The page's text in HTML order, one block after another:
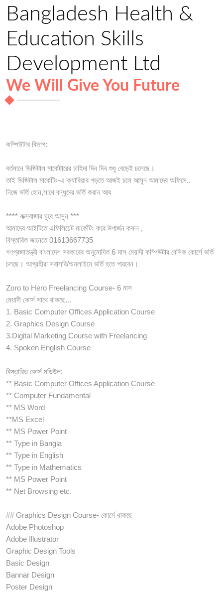
Bangladesh Health &
Education Skills
Development Ltd
We Will Give You Future
কম্পিউটার বিভাগ:
বর্তমানে ডিজিটাল মার্কেটারের চাহিদা দিন দিন শুধু বেড়েই চলেছে।
তাই ডিজিটাল মার্কেটিং-এ ক্যারিয়ার গড়তে আজই চলে আসুন আমাদের অফিসে..
নিজে ভর্তি হোন,সাথে বন্ধুদের ভর্তি করান আর
**** কক্সবাজার ঘুরে আসুন ***
আমাদের আইটিতে এফিলিয়েট মার্কেটিং করে উপার্জন করুন ,
বিস্তারিত জানেতে 01613667735
গণপ্রজাতন্ত্রী বাংলাদেশ সরকারের অনুমোদিত 6 মাস মেয়াদী কম্পিউটার বেসিক কোর্সে ভর্তি
চলছে। আগ্রহীরা সরাসরি/অনলাইনে ভর্তি হতে পারবেন।
Zoro to Hero Freelancing Course- 6 মাস
মেয়াদী কোর্স সাথে থাকছে...
1. Basic Computer Offices Application Course
2. Graphics Design Course
3.Digital Marketing Course with Freelancing
4. Spoken English Course
বিস্তারিত কোর্স মডিউল:
** Basic Computer Offices Application Course
** Computer Fundamental
** MS Word
**MS Excel
** MS Power Point
** Type in Bangla
** Type in English
** Type in Mathematics
** MS Power Point
** Net Browsing etc.
## Graphics Design Course- কোর্সে থাকছে
Adobe Photoshop
Adobe Illustrator
Graphic Design Tools
Basic Design
Bannar Design
Poster Design